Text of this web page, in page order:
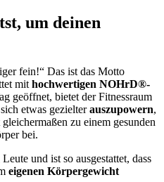
um deinen
fein!“ Das ist das Motto
mit hochwertigen NOHrD®-
geöffnet, bietet der Fitnessraum
etwas gezielterauszupowern,
zu einem gesunden
bei.
und ist so ausgestattet, dass
eigenen Körpergewicht